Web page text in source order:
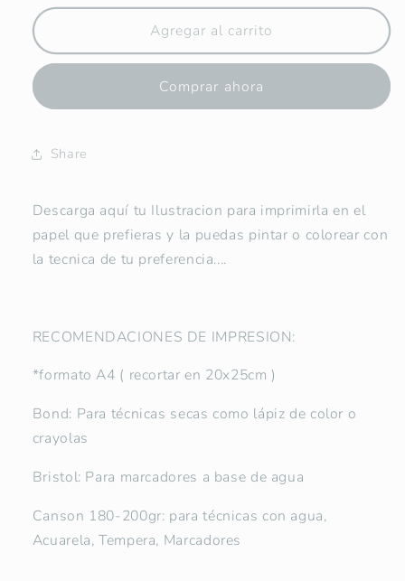
para
Francisco
de
-
para
para
San
Francisco
de
Sales
-
Agregar al carrito
Comprar ahora
Share
Descarga aquí tu Ilustracion para imprimirla en el
papel que prefieras y la puedas pintar o colorear con
la tecnica de tu preferencia....
RECOMENDACIONES DE IMPRESION:
*formato A4 ( recortar en 20x25cm )
Bond: Para técnicas secas como lápiz de color o
crayolas
Bristol: Para marcadores a base de agua
Canson 180-200gr: para técnicas con agua,
Acuarela, Tempera, Marcadores